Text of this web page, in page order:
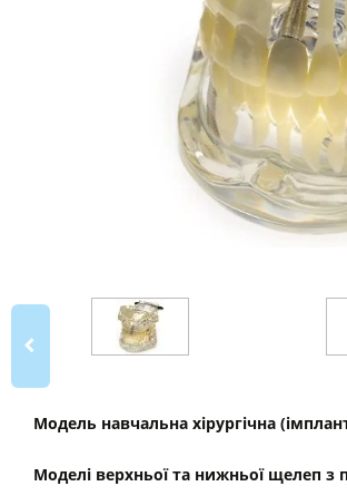
Модель навчальна хірургічна
Моделі верхньої та нижньої щелеп з